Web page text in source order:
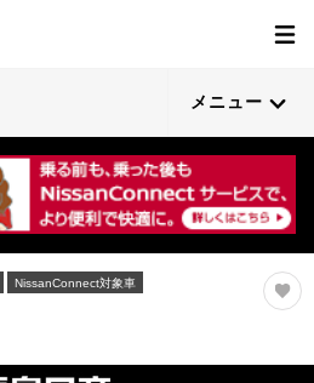
メニュー
NissanConnect対象車